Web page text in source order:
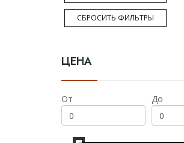
СБРОСИТЬ ФИЛЬТРЫ
ЦЕНА
От До
Купажированный
Купажированный солод
Солодовый